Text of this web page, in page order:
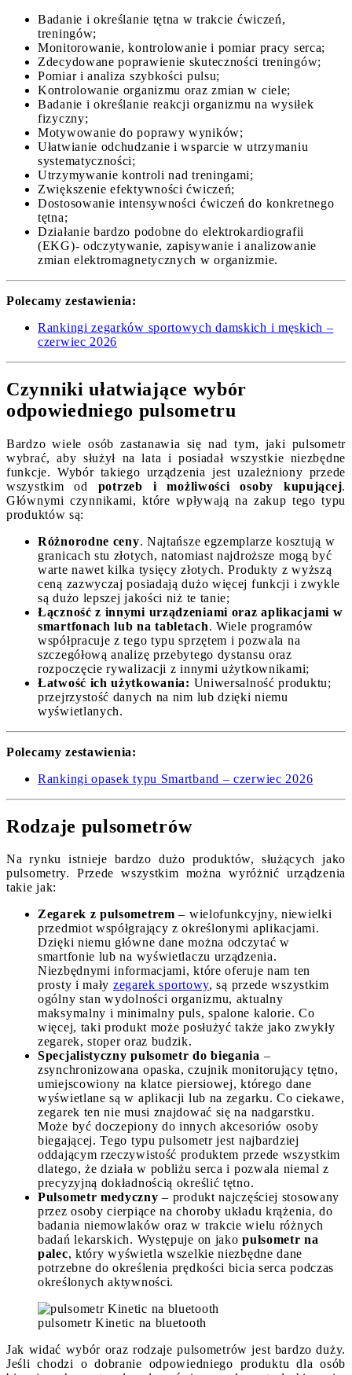
Badanie i określanie tętna w trakcie ćwiczeń,
treningów;
Monitorowanie, kontrolowanie i pomiar pracy serca;
Zdecydowane poprawienie skuteczności treningów;
Pomiar i analiza szybkości pulsu;
Kontrolowanie organizmu oraz zmian w ciele;
Badanie i określanie reakcji organizmu na wysiłek
fizyczny;
Motywowanie do poprawy wyników;
Ułatwianie odchudzanie i wsparcie w utrzymaniu
systematyczności;
Utrzymywanie kontroli nad treningami;
Zwiększenie efektywności ćwiczeń;
Dostosowanie intensywności ćwiczeń do konkretnego
tętna;
Działanie bardzo podobne do elektrokardiografii
(EKG)- odczytywanie, zapisywanie i analizowanie
zmian elektromagnetycznych w organizmie.
Polecamy zestawienia:
Rankingi zegarków sportowych damskich i męskich –
czerwiec 2026
Czynniki ułatwiające wybór
odpowiedniego pulsometru
Bardzo wiele osób zastanawia się nad tym, jaki pulsometr
wybrać, aby służył na lata i posiadał wszystkie niezbędne
funkcje. Wybór takiego urządzenia jest uzależniony przede
wszystkim od potrzeb i możliwości osoby kupującej.
Głównymi czynnikami, które wpływają na zakup tego typu
produktów są:
Różnorodne ceny. Najtańsze egzemplarze kosztują w
granicach stu złotych, natomiast najdroższe mogą być
warte nawet kilka tysięcy złotych. Produkty z wyższą
ceną zazwyczaj posiadają dużo więcej funkcji i zwykle
są dużo lepszej jakości niż te tanie;
Łączność z innymi urządzeniami oraz aplikacjami w
smartfonach lub na tabletach. Wiele programów
współpracuje z tego typu sprzętem i pozwala na
szczegółową analizę przebytego dystansu oraz
rozpoczęcie rywalizacji z innymi użytkownikami;
Łatwość ich użytkowania: Uniwersalność produktu;
przejrzystość danych na nim lub dzięki niemu
wyświetlanych.
Polecamy zestawienia:
Rankingi opasek typu Smartband – czerwiec 2026
Rodzaje pulsometrów
Na rynku istnieje bardzo dużo produktów, służących jako
pulsometry. Przede wszystkim można wyróżnić urządzenia
takie jak:
Zegarek z pulsometrem – wielofunkcyjny, niewielki
przedmiot współgrający z określonymi aplikacjami.
Dzięki niemu główne dane można odczytać w
smartfonie lub na wyświetlaczu urządzenia.
Niezbędnymi informacjami, które oferuje nam ten
prosty i mały zegarek sportowy, są przede wszystkim
ogólny stan wydolności organizmu, aktualny
maksymalny i minimalny puls, spalone kalorie. Co
więcej, taki produkt może posłużyć także jako zwykły
zegarek, stoper oraz budzik.
Specjalistyczny pulsometr do biegania –
zsynchronizowana opaska, czujnik monitorujący tętno,
umiejscowiony na klatce piersiowej, którego dane
wyświetlane są w aplikacji lub na zegarku. Co ciekawe,
zegarek ten nie musi znajdować się na nadgarstku.
Może być doczepiony do innych akcesoriów osoby
biegającej. Tego typu pulsometr jest najbardziej
oddającym rzeczywistość produktem przede wszystkim
dlatego, że działa w pobliżu serca i pozwala niemal z
precyzyjną dokładnością określić tętno.
Pulsometr medyczny – produkt najczęściej stosowany
przez osoby cierpiące na choroby układu krążenia, do
badania niemowlaków oraz w trakcie wielu różnych
badań lekarskich. Występuje on jakopulsometr na
palec, który wyświetla wszelkie niezbędne dane
potrzebne do określenia prędkości bicia serca podczas
określonych aktywności.
pulsometr Kinetic na bluetooth
Jak widać wybór oraz rodzaje pulsometrów jest bardzo duży.
Jeśli chodzi o dobranie odpowiedniego produktu dla osób